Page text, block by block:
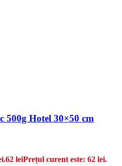
500g Hotel 30×50 cm
62 leiPrețul curent este: 62 lei.